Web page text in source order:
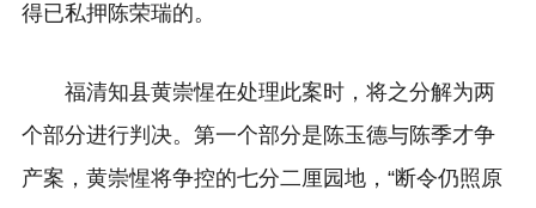
得已私押陈荣瑞的。
福清知县黄崇惺在处理此案时，将之分解为两
个部分进行判决。第一个部分是陈玉德与陈季才争
产案，黄崇惺将争控的七分二厘园地，“断令仍照原